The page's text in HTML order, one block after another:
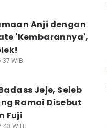
Anji dengan
'Kembarannya',
WIB
Jeje, Seleb
Ramai Disebut
Fuji
WIB